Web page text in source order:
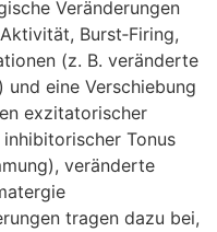
Veränderungen
Burst‑Firing,
(z. B. veränderte
u‬nd e‬ine Verschiebung
exzitatorischer
Tonus
veränderte
tragen d‬azu bei,